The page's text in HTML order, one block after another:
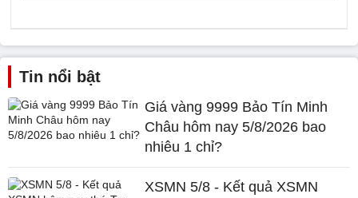
Tin nổi bật
Giá vàng 9999 Bảo Tín Minh
Châu hôm nay 5/8/2026 bao
nhiêu 1 chỉ?
XSMN 5/8 - Kết quả XSMN